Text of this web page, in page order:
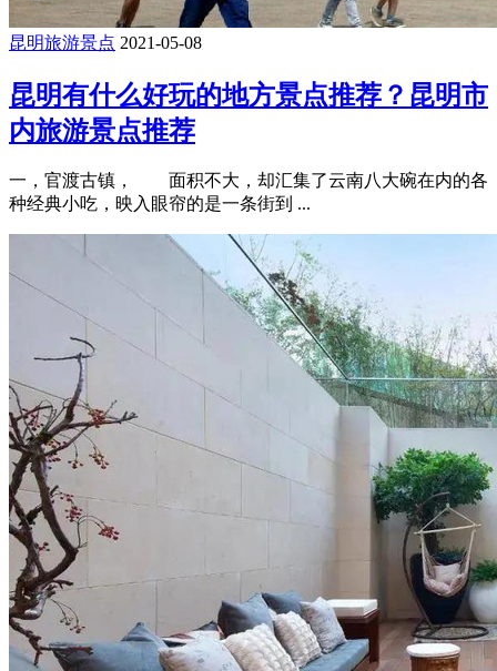
昆明旅游景点 2021-05-08
昆明有什么好玩的地方景点推荐？昆明市
内旅游景点推荐
一，官渡古镇， 面积不大，却汇集了云南八大碗在内的各
种经典小吃，映入眼帘的是一条街到 ...